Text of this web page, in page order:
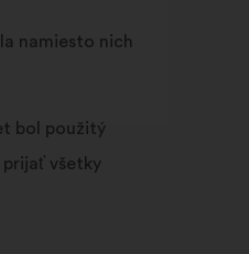
namiesto nich
bol použitý
všetky